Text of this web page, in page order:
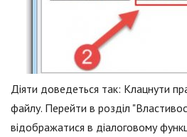
Діяти доведеться так: Клацнути
файлу. Перейти в розділ
відображатися в діалоговому